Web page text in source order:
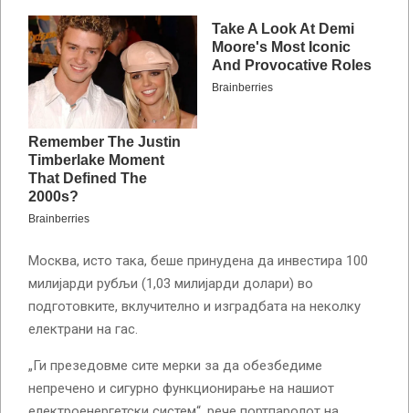
Москва, исто така, беше принудена да инвестира 100
милијарди рубљи (1,03 милијарди долари) во
подготовките, вклучително и изградбата на неколку
електрани на гас.
„Ги презедовме сите мерки за да обезбедиме
непречено и сигурно функционирање на нашиот